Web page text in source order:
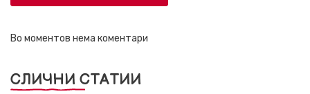
Во моментов нема коментари
СЛИЧНИ СТАТИИ